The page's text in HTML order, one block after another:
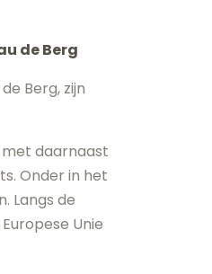
de Berg
Berg, zijn
daarnaast
Onder in het
Langs de
Unie